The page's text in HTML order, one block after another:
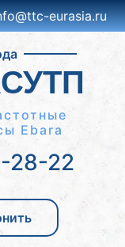
eurasia.ru
Ebara
28-22